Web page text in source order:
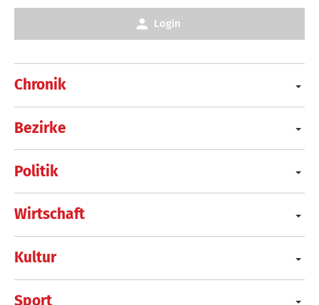
Chronik
Bezirke
Politik
Wirtschaft
Kultur
Sport
Login